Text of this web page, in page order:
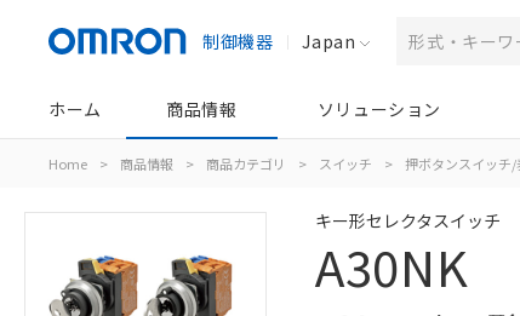
制御機器 Japan
ホーム 商品情報 ソリューション
Home > 商品情報 > 商品カテゴリ > スイッチ > 押ボタンスイッチ/
キー形セレクタスイッチ
A30NK